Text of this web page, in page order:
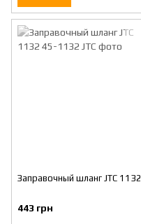
Заправочный шланг JTC 1132
443 грн